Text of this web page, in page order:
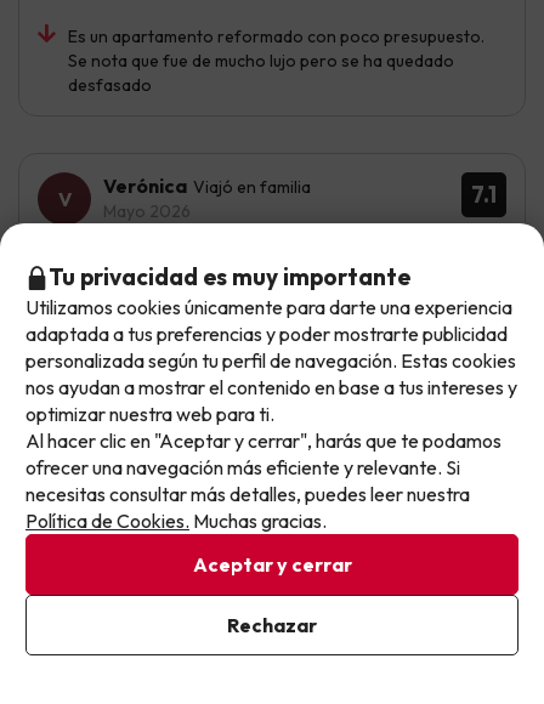
Es un apartamento reformado con poco presupuesto.
Se nota que fue de mucho lujo pero se ha quedado
desfasado
7.1
Verónica Viajó en familia
Mayo 2026
Lo mejor el servicio de desayuno, era muy completo y
variado
Mejoraría la limpieza, ya que teníamos hormigas por la
habitación
Bien
Gerardo
Viajó en familia
Mayo 2026
Las habitaciones, piscina y desayuno
Muy bien
No llegas tarde: llegas al siguiente.
Este chollo ya ha caducado, pero cada día lanzamos
nuevas oportunidades para viajar mejor y pagar
menos.
Apúntate y que el próximo no se te escape.
Pon tu mejor e-mail
Ya estoy suscrito
Al suscribirte, confirmas haber leído y estar de acuerdo con la
Tu privacidad es muy importante
Utilizamos cookies únicamente para darte una experiencia
adaptada a tus preferencias y poder mostrarte publicidad
personalizada según tu perfil de navegación. Estas cookies
nos ayudan a mostrar el contenido en base a tus intereses y
optimizar nuestra web para ti.
Al hacer clic en "Aceptar y cerrar", harás que te podamos
ofrecer una navegación más eficiente y relevante. Si
necesitas consultar más detalles, puedes leer nuestra
Política de Cookies. Muchas gracias.
Aceptar y cerrar
Rechazar